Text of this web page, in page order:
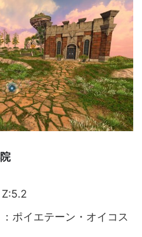
Z:5.2
ポイエテーン・オイコス